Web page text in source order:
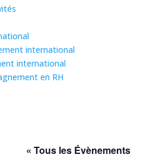
international
international
en RH
« Tous les Évènements